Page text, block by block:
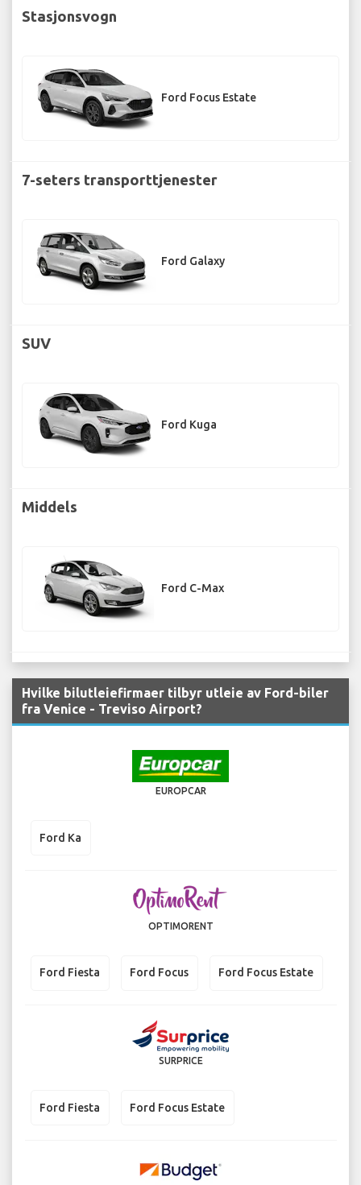
Stasjonsvogn
Ford Focus Estate
7-seters transporttjenester
Ford Galaxy
SUV
Ford Kuga
Middels
Ford C-Max
Hvilke bilutleiefirmaer tilbyr utleie av Ford-biler
fra Venice - Treviso Airport?
EUROPCAR
Ford Ka
OPTIMORENT
Ford Fiesta Ford Focus Ford Focus Estate
SURPRICE
Ford Fiesta Ford Focus Estate